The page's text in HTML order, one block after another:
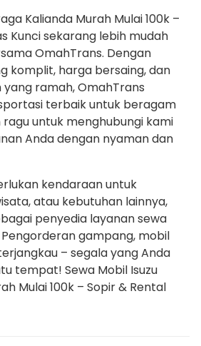
Kalianda Murah Mulai 100k –
Kunci sekarang lebih mudah
OmahTrans. Dengan
komplit, harga bersaing, dan
ramah, OmahTrans
terbaik untuk beragam
untuk menghubungi kami
Anda dengan nyaman dan
kendaraan untuk
atau kebutuhan lainnya,
penyedia layanan sewa
gampang, mobil
– segala yang Anda
tempat! Sewa Mobil Isuzu
Mulai 100k – Sopir & Rental